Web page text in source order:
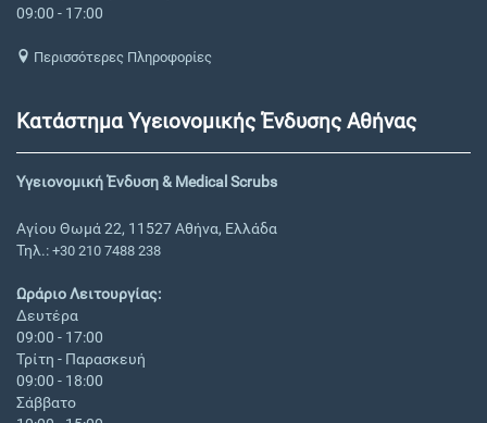
09:00 - 17:00
Περισσότερες Πληροφορίες
Κατάστημα Υγειονομικής Ένδυσης Αθήνας
Υγειονομική Ένδυση & Medical Scrubs
Αγίου Θωμά 22, 11527 Αθήνα, Ελλάδα
Τηλ.: +30 210 7488 238
Ωράριο Λειτουργίας:
Δευτέρα
09:00 - 17:00
Τρίτη - Παρασκευή
09:00 - 18:00
Σάββατο